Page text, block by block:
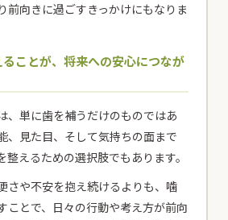
前向きに過ごすきっかけにもなりま
ることが、将来への安心につなが
、単に歯を補うだけのものではあ
、見た目、そして気持ちの面まで
整えるための選択肢でもあります。
さや不安を抱え続けるよりも、噛
ことで、日々の行動や考え方が前向